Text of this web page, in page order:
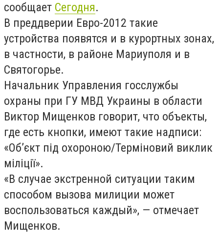
сообщает Сегодня.
В преддверии Евро-2012 такие
устройства появятся и в курортных зонах,
в частности, в районе Мариуполя и в
Святогорье.
Начальник Управления госслужбы
охраны при ГУ МВД Украины в области
Виктор Мищенков говорит, что объекты,
где есть кнопки, имеют такие надписи:
«Об’єкт під охороною/Терміновий виклик
міліції».
«В случае экстренной ситуации таким
способом вызова милиции может
воспользоваться каждый», — отмечает
Мищенков.